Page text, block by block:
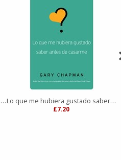
El reto de criar a tus hijos en un mundo tecnológico Lo que me hubiera gustado saber antes de casarme
£7.20